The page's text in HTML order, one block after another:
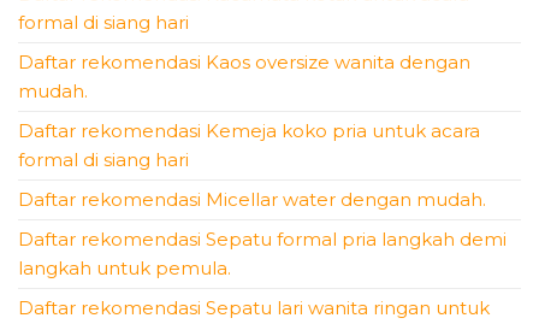
formal di siang hari
Daftar rekomendasi Kaos oversize wanita dengan
mudah.
Daftar rekomendasi Kemeja koko pria untuk acara
formal di siang hari
Daftar rekomendasi Micellar water dengan mudah.
Daftar rekomendasi Sepatu formal pria langkah demi
langkah untuk pemula.
Daftar rekomendasi Sepatu lari wanita ringan untuk